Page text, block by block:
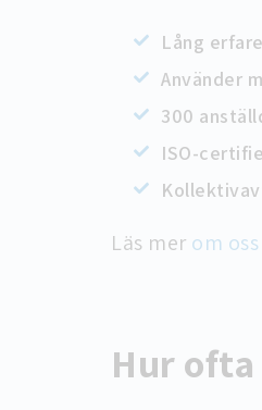
Lång
Använder
300
ISO-
Läs mer om
Hur